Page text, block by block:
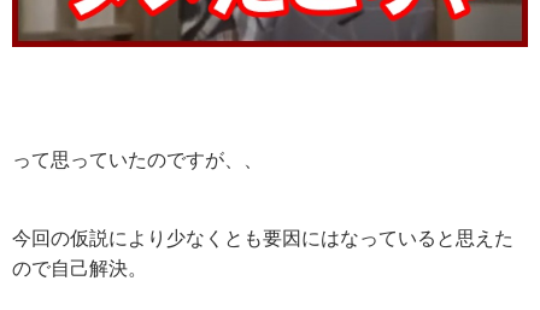
って思っていたのですが、、
今回の仮説により少なくとも要因にはなっていると思えた
ので自己解決。